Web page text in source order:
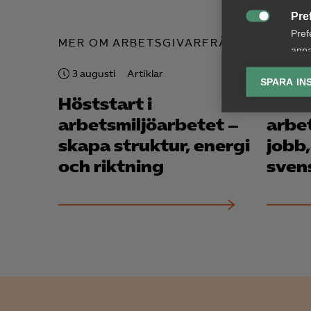

SPARA
MER OM ARBETSGIVARFRÅGOR
3 augusti Artiklar
Höststart i
arbetsmiljö­arbetet –
skapa struktur, energi
och riktning